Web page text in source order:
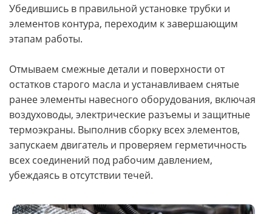
Убедившись в правильной установке трубки и
элементов контура, переходим к завершающим
этапам работы.
Отмываем смежные детали и поверхности от
остатков старого масла и устанавливаем снятые
ранее элементы навесного оборудования, включая
воздуховоды, электрические разъемы и защитные
термоэкраны. Выполнив сборку всех элементов,
запускаем двигатель и проверяем герметичность
всех соединений под рабочим давлением,
убеждаясь в отсутствии течей.